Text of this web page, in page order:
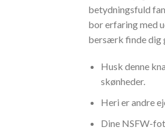
betydningsfuld
bor erfaring med
bersærk finde dig
Husk denne
skønheder.
Heri er andre
Dine NSFW-